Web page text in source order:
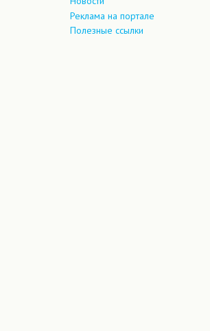
Реклама на портале
Полезные ссылки